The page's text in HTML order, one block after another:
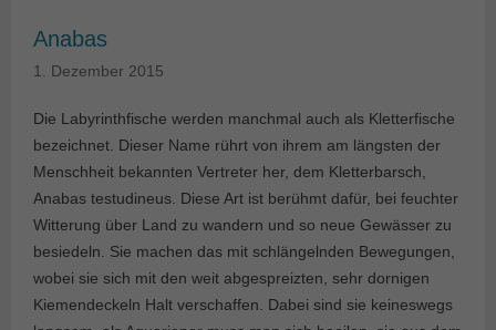
Anabas
1. Dezember 2015
Die Labyrinthfische werden manchmal auch als Kletterfische
bezeichnet. Dieser Name rührt von ihrem am längsten der
Menschheit bekannten Vertreter her, dem Kletterbarsch,
Anabas testudineus. Diese Art ist berühmt dafür, bei feuchter
Witterung über Land zu wandern und so neue Gewässer zu
besiedeln. Sie machen das mit schlängelnden Bewegungen,
wobei sie sich mit den weit abgespreizten, sehr dornigen
Kiemendeckeln Halt verschaffen. Dabei sind sie keineswegs